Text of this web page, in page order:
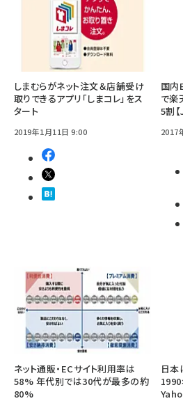
しまむらがネット注文＆店舗受け
取りできるアプリ「しまコレ」をス
タート
2019年1月11日 9:00
国内
で楽
5割
2017
ネット通販・ECサイト利用率は
58% 年代別では30代が最多の約
80%
日本